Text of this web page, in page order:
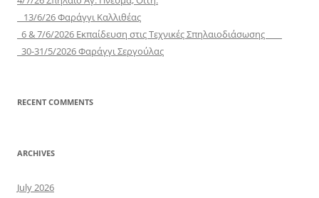
13/6/26 Φαράγγι Καλλιθέας
6 & 7/6/2026 Εκπαίδευση στις Τεχνικές Σπηλαιοδιάσωσης
30-31/5/2026 Φαράγγι Σεργούλας
RECENT COMMENTS
ARCHIVES
July 2026